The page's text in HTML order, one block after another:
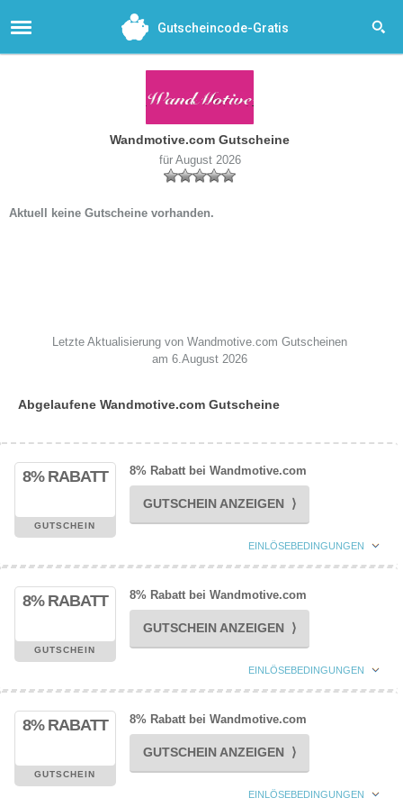
Gutscheincode-Gratis
Wandmotive.com Gutscheine
für August 2026
Aktuell keine Gutscheine vorhanden.
Letzte Aktualisierung von Wandmotive.com Gutscheinen
am 6.August 2026
Abgelaufene Wandmotive.com Gutscheine
8% RABATT
GUTSCHEIN
8% Rabatt bei Wandmotive.com
GUTSCHEIN ANZEIGEN ⟩
EINLÖSEBEDINGUNGEN
8% RABATT
GUTSCHEIN
8% Rabatt bei Wandmotive.com
GUTSCHEIN ANZEIGEN ⟩
EINLÖSEBEDINGUNGEN
8% RABATT
GUTSCHEIN
8% Rabatt bei Wandmotive.com
GUTSCHEIN ANZEIGEN ⟩
EINLÖSEBEDINGUNGEN